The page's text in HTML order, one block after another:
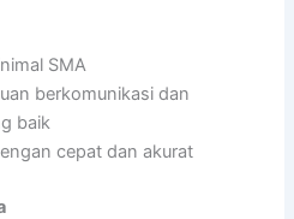
SMA
berkomunikasi dan
baik
cepat dan akurat